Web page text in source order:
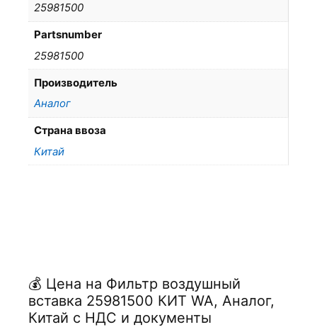
25981500
Partsnumber
25981500
Производитель
Аналог
Страна ввоза
Китай
💰 Цена на Фильтр воздушный
вставка 25981500 КИТ WA, Аналог,
Китай с НДС и документы